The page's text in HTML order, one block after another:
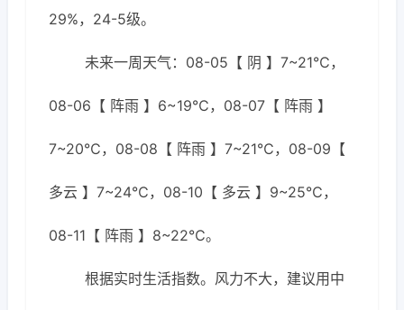
29%，24-5级。
未来一周天气：08-05【 阴 】7~21℃，
08-06【 阵雨 】6~19℃，08-07【 阵雨 】
7~20℃，08-08【 阵雨 】7~21℃，08-09【
多云 】7~24℃，08-10【 多云 】9~25℃，
08-11【 阵雨 】8~22℃。
根据实时生活指数。风力不大，建议用中